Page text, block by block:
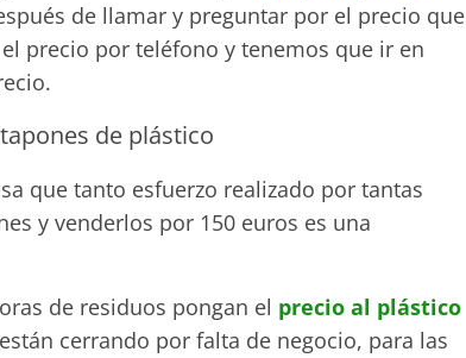
de llamar y preguntar por el precio que
precio por teléfono y tenemos que ir en
de plástico
que tanto esfuerzo realizado por tantas
y venderlos por 150 euros es una
de residuos pongan el precio al plástico
cerrando por falta de negocio, para las